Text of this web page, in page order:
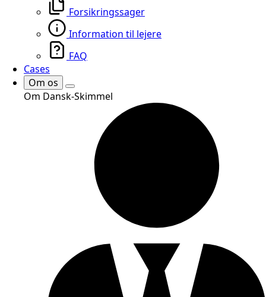
Forsikringssager
Information til lejere
FAQ
Cases
Om os
Om Dansk-Skimmel